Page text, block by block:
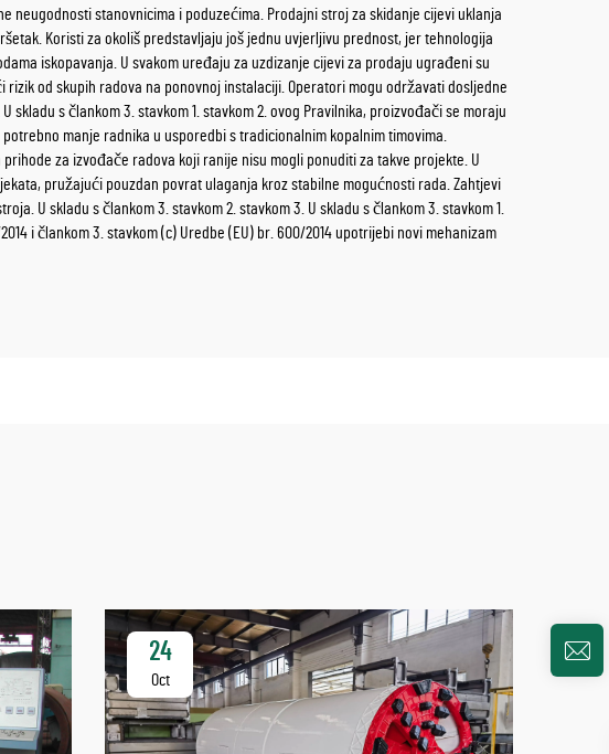
neugodnosti stanovnicima i poduzećima. Prodajni stroj za skidanje cijevi uklanja
Koristi za okoliš predstavljaju još jednu uvjerljivu prednost, jer tehnologija
iskopavanja. U svakom uređaju za uzdizanje cijevi za prodaju ugrađeni su
od skupih radova na ponovnoj instalaciji. Operatori mogu održavati dosljedne
s člankom 3. stavkom 1. stavkom 2. ovog Pravilnika, proizvođači se moraju
manje radnika u usporedbi s tradicionalnim kopalnim timovima.
za izvođače radova koji ranije nisu mogli ponuditi za takve projekte. U
pružajući pouzdan povrat ulaganja kroz stabilne mogućnosti rada. Zahtjevi
U skladu s člankom 3. stavkom 2. stavkom 3. U skladu s člankom 3. stavkom 1.
i člankom 3. stavkom (c) Uredbe (EU) br. 600/2014 upotrijebi novi mehanizam
24
Oct